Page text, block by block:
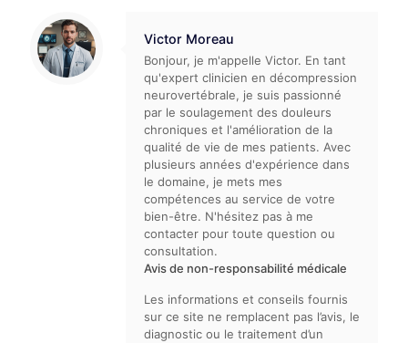
Victor Moreau
Bonjour, je m'appelle Victor. En tant
qu'expert clinicien en décompression
neurovertébrale, je suis passionné
par le soulagement des douleurs
chroniques et l'amélioration de la
qualité de vie de mes patients. Avec
plusieurs années d'expérience dans
le domaine, je mets mes
compétences au service de votre
bien-être. N'hésitez pas à me
contacter pour toute question ou
consultation.
Avis de non-responsabilité médicale
Les informations et conseils fournis
sur ce site ne remplacent pas l’avis, le
diagnostic ou le traitement d’un